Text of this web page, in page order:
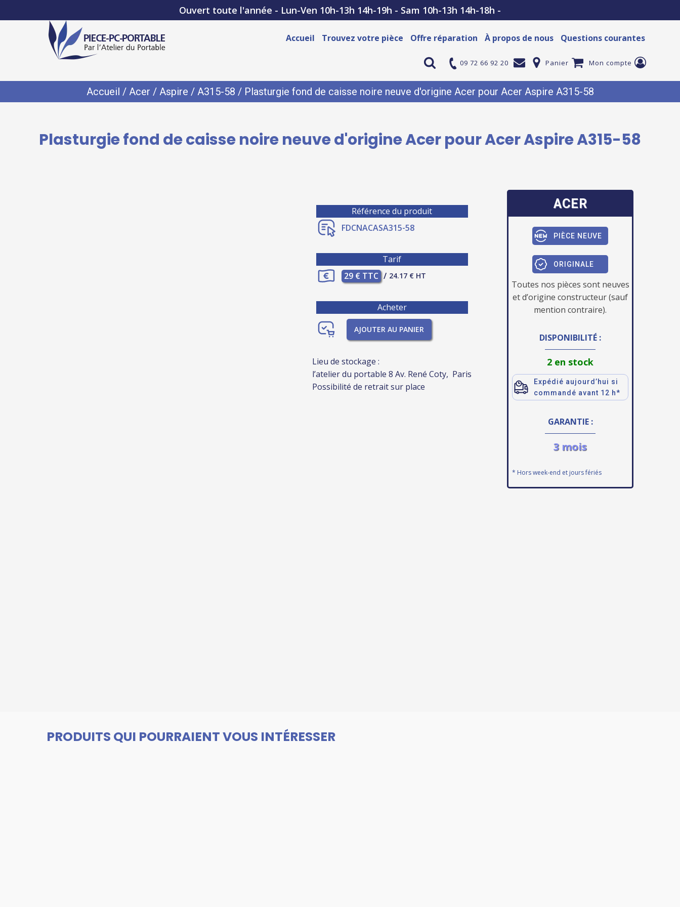
Ouvert toute l'année - Lun-Ven 10h-13h 14h-19h - Sam 10h-13h 14h-18h -
Accueil Trouvez votre pièce Offre réparation À propos de nous Questions courantes
09 72 66 92 20 Panier Mon compte
Accueil / Acer / Aspire / A315-58 / Plasturgie fond de caisse noire neuve d'origine Acer pour Acer Aspire A315-58
Plasturgie fond de caisse noire neuve d'origine Acer pour Acer Aspire A315-58
Référence du produit
FDCNACASA315-58
Tarif
29 € TTC / 24.17 € HT
Acheter
AJOUTER AU PANIER
Lieu de stockage :
l’atelier du portable 8 Av. René Coty, Paris
Possibilité de retrait sur place
ACER
PIÈCE NEUVE
ORIGINALE
Toutes nos pièces sont neuves
et d’origine constructeur (sauf
mention contraire).
DISPONIBILITÉ :
2 en stock
Expédié aujourd’hui si
commandé avant 12 h*
GARANTIE :
3 mois
* Hors week-end et jours fériés
PRODUITS QUI POURRAIENT VOUS INTÉRESSER